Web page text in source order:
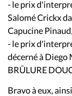
- le prix
Salomé Crickx
Capucine
- le prix
décerné à Diego
BRÛLURE
Bravo à eux,